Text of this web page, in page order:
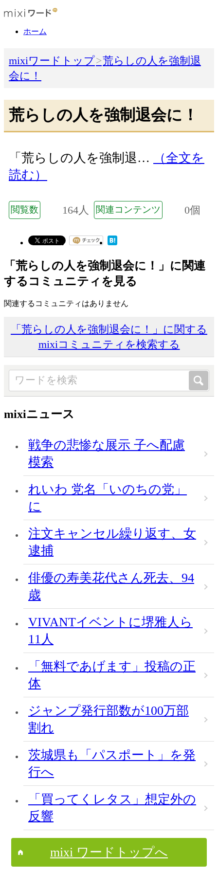
ホーム
mixiワードトップ
荒らしの人を強制退
会に！
荒らしの人を強制退会に！
「荒らしの人を強制退…
（全文を
読む）
閲覧数 164人 関連コンテンツ 0個
「荒らしの人を強制退会に！」に関連
するコミュニティを見る
関連するコミュニティはありません
「荒らしの人を強制退会に！」に関する
mixiコミュニティを検索する
mixiニュース
戦争の悲惨な展示 子へ配慮
模索
れいわ 党名「いのちの党」
に
注文キャンセル繰り返す、女
逮捕
俳優の寿美花代さん死去、94
歳
VIVANTイベントに堺雅人ら
11人
「無料であげます」投稿の正
体
ジャンプ発行部数が100万部
割れ
茨城県も「パスポート」を発
行へ
「買ってくレタス」想定外の
反響
mixi ワードトップへ